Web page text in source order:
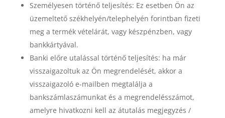
Személyesen történő teljesítés: Ez esetben Ön az
üzemeltető székhelyén/telephelyén forintban fizeti
meg a termék vételárát, vagy készpénzben, vagy
bankkártyával.
Banki előre utalással történő teljesítés: ha már
visszaigazoltuk az Ön megrendelését, akkor a
visszaigazoló e-mailben megtalálja a
bankszámlaszámunkat és a megrendelésszámot,
amelyre hivatkozni kell az átutalás megjegyzés /